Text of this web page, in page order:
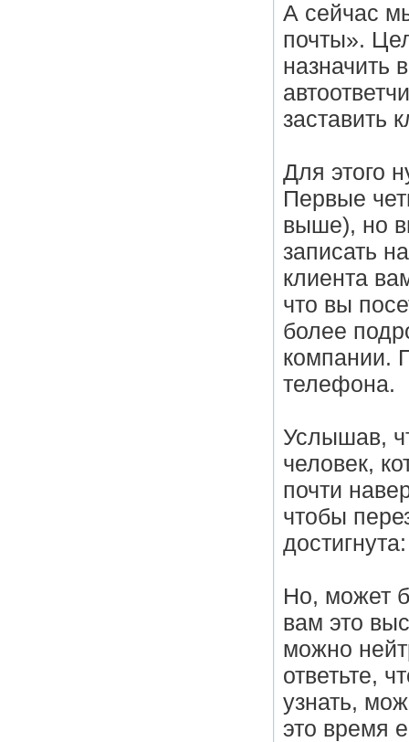
А сейчас
почты».
назначить
заставить
Для этого
Первые
выше), но
записать
клиента
что вы
более
компании.
телефона.
Услышав,
человек,
почти
чтобы
Но, может
вам это
можно
ответьте,
узнать,
это время